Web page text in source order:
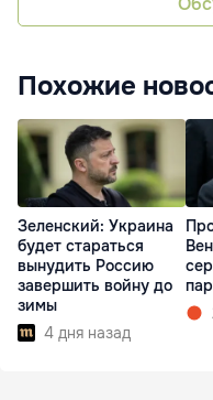
Похожие
Зеленский: Украина
будет стараться
вынудить Россию
завершить войну до
зимы
4 дня назад